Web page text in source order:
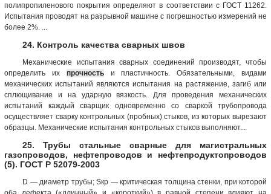
полипропиленового покрытия определяют в соответствии с ГОСТ 11262.
Испытания проводят на разрывной машине с погрешностью измерений не
более 2%. ...
24. Контроль качества сварных швов
Механические испытания сварных соединений производят, чтобы
определить их прочностьи пластичность. Обязательными, видами
механических испытаний являются испытания на растяжение, загиб или
сплющивание и на ударную вязкость. Для проведения механических
испытаний каждый сварщик одновременно со сваркой трубопровода
осуществляет сварку контрольных (пробных) стыков, из которых вырезают
образцы. Механические испытания контрольных стыков выполняют...
25. Трубы стальные сварные для магистральных
газопроводов, нефтепроводов и нефтепродуктопроводов
(5). ГОСТ Р 52079-2003
D — диаметр трубы; Sкр — критическая толщина стенки, при которой